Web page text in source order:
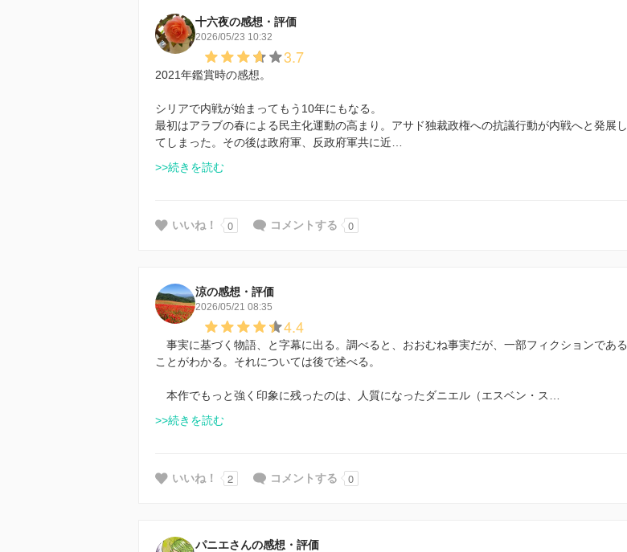
十六夜の感想・評価
2026/05/23 10:32
3.7
2021年鑑賞時の感想。
シリアで内戦が始まってもう10年にもなる。
最初はアラブの春による民主化運動の高まり。アサド独裁政権への抗議行動が内戦へと発展し
てしまった。その後は政府軍、反政府軍共に近…
>>続きを読む
いいね！ 0 コメントする 0
涼の感想・評価
2026/05/21 08:35
4.4
事実に基づく物語、と字幕に出る。調べると、おおむね事実だが、一部フィクションである
ことがわかる。それについては後で述べる。
本作でもっと強く印象に残ったのは、人質になったダニエル（エスベン・ス…
>>続きを読む
いいね！ 2 コメントする 0
パニエさんの感想・評価